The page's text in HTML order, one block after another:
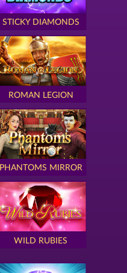
STICKY DIAMONDS
ROMAN LEGION
PHANTOMS MIRROR
WILD RUBIES